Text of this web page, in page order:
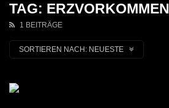
TAG: ERZVORKOMMEN
1 BEITRÄGE
SORTIEREN NACH: NEUESTE